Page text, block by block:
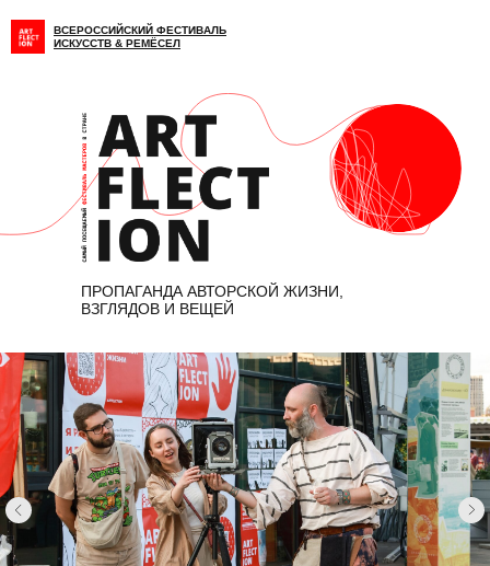
ВСЕРОССИЙСКИЙ ФЕСТИВАЛЬ
ИСКУССТВ & РЕМЁСЕЛ
ПРОПАГАНДА АВТОРСКОЙ ЖИЗНИ,
ВЗГЛЯДОВ И ВЕЩЕЙ